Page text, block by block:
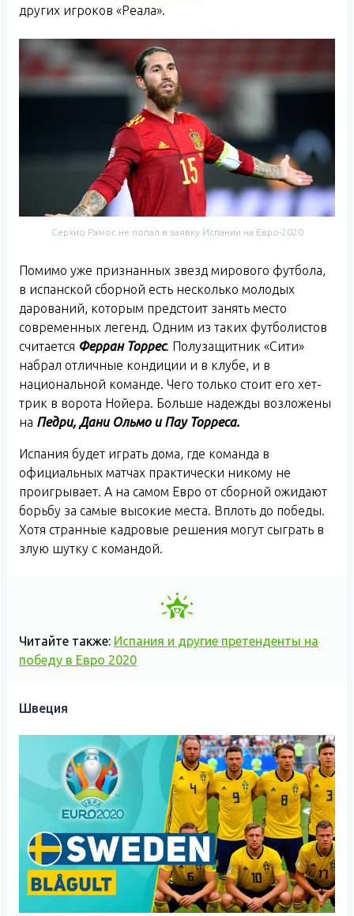
других игроков «Реала».
Серхио Рамос не попал в заявку Испании на Евро-2020
Помимо уже признанных звезд мирового футбола,
в испанской сборной есть несколько молодых
дарований, которым предстоит занять место
современных легенд. Одним из таких футболистов
считается Ферран Торрес. Полузащитник «Сити»
набрал отличные кондиции и в клубе, и в
национальной команде. Чего только стоит его хет-
трик в ворота Нойера. Больше надежды возложены
на Педри, Дани Ольмо и Пау Торреса.
Испания будет играть дома, где команда в
официальных матчах практически никому не
проигрывает. А на самом Евро от сборной ожидают
борьбу за самые высокие места. Вплоть до победы.
Хотя странные кадровые решения могут сыграть в
злую шутку с командой.
Читайте также: Испания и другие претенденты на
победу в Евро 2020
Швеция